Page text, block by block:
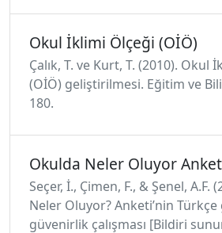
Okul İklimi Ölçeği (OİÖ)
Çalık, T. ve Kurt, T. (2010). Okul
(OİÖ) geliştirilmesi. Eğitim ve
180.
Okulda Neler Oluyor
Seçer, İ., Çimen, F., & Şenel, A.F.
Neler Oluyor? Anketi’nin
güvenirlik çalışması [Bildiri